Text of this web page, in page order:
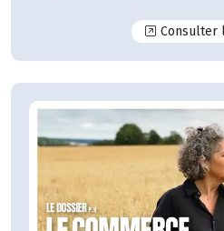
Consulter